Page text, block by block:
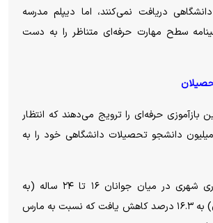
دریافت نمی‌کنند، اما دیپلم مدرسه
سطح مهارت حرفه‌ای متناظر را به دست
بازآموزی حرفه‌ای را ترویج می‌دهند که انتظار
می‌رود رکورد ۱۲.۷ میلیون دانشجو تحصیلات دانشگاهی خود را به
در آوریل، نرخ بیکاری شهری در میان جوانان ۱۶ تا ۲۴ ساله (به
استثنای دانشجویان) به ۱۶.۳ درصد کاهش یافت که نسبت به مارس